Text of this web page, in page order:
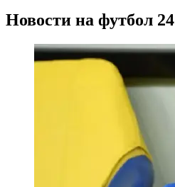
Новости на футбол 24